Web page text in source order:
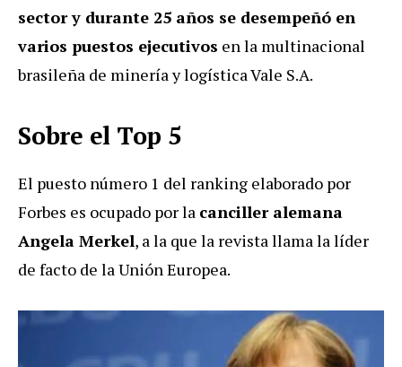
sector y durante 25 años se desempeñó en
varios puestos ejecutivos en la multinacional
brasileña de minería y logística Vale S.A.
Sobre el Top 5
El puesto número 1 del ranking elaborado por
Forbes es ocupado por la canciller alemana
Angela Merkel, a la que la revista llama la líder
de facto de la Unión Europea.